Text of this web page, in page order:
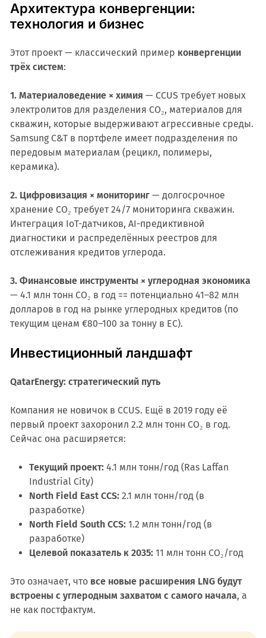
Архитектура конвергенции:
технология и бизнес
Этот проект — классический пример конвергенции
трёх систем:
1. Материаловедение × химия — CCUS требует новых
электролитов для разделения CO₂, материалов для
скважин, которые выдерживают агрессивные среды.
Samsung C&T в портфеле имеет подразделения по
передовым материалам (рецикл, полимеры,
керамика).
2. Цифровизация × мониторинг— долгосрочное
хранение CO₂ требует 24/7 мониторинга скважин.
Интеграция IoT-датчиков, AI-предиктивной
диагностики и распределённых реестров для
отслеживания кредитов углерода.
3. Финансовые инструменты × углеродная экономика
— 4.1 млн тонн CO₂ в год == потенциально 41–82 млн
долларов в год на рынке углеродных кредитов (по
текущим ценам €80–100 за тонну в ЕС).
Инвестиционный ландшафт
QatarEnergy: стратегический путь
Компания не новичок в CCUS. Ещё в 2019 году её
первый проект захоронил 2.2 млн тонн CO₂ в год.
Сейчас она расширяется:
Текущий проект:4.1 млн тонн/год (Ras Laffan
Industrial City)
North Field East CCS:2.1 млн тонн/год (в
разработке)
North Field South CCS:1.2 млн тонн/год (в
разработке)
Целевой показатель к 2035:11 млн тонн CO₂/год
Это означает, что все новые расширения LNG будут
встроены с углеродным захватом с самого начала, а
не как постфактум.